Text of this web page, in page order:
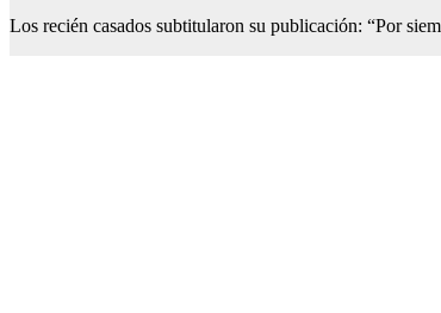
Los recién casados ​​subtitularon su publicación: “Por